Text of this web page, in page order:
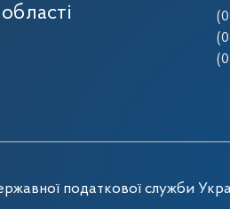
податкової служби